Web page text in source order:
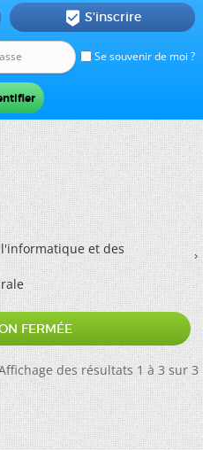
Se souvenir de moi ?
 S'inscrire
et des
FERMÉE
des résultats 1 à 3 sur 3